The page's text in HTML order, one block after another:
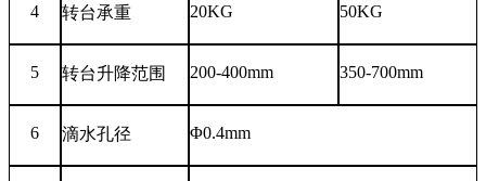
4 转台承重 20KG 50KG
5 转台升降范围 200-400mm 350-700mm
6 滴水孔径 Φ0.4mm